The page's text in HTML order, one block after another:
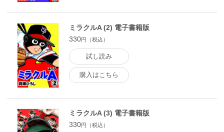
ミラクルA (2) 電子書籍版
330円（税込）
試し読み
購入はこちら
ミラクルA (3) 電子書籍版
330円（税込）